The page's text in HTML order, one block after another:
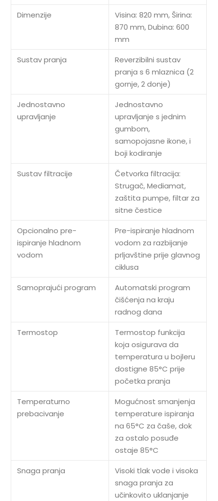
Dimenzije
Visina: 820 mm, Širina:
870 mm, Dubina: 600
mm
Sustav pranja
Reverzibilni sustav
pranja s 6 mlaznica (2
gornje, 2 donje)
Jednostavno
upravljanje
Jednostavno
upravljanje s jednim
gumbom,
samopojasne ikone, i
boji kodiranje
Sustav filtracije
Četvorka filtracija:
Strugač, Mediamat,
zaštita pumpe, filtar za
sitne čestice
Opcionalno pre-
ispiranje hladnom
vodom
Pre-ispiranje hladnom
vodom za razbijanje
prljavštine prije glavnog
ciklusa
Samoprajući program
Automatski program
čišćenja na kraju
radnog dana
Termostop
Termostop funkcija
koja osigurava da
temperatura u bojleru
dostigne 85°C prije
početka pranja
Temperaturno
prebacivanje
Mogućnost smanjenja
temperature ispiranja
na 65°C za čaše, dok
za ostalo posuđe
ostaje 85°C
Snaga pranja
Visoki tlak vode i visoka
snaga pranja za
učinkovito uklanjanje